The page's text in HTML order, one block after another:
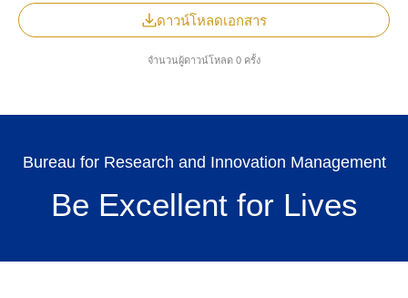
TH
ดาวน์โหลดเอกสาร
จำนวนผู้ดาวน์โหลด 0 ครั้ง
Bureau for Research and Innovation Management
Be Excellent for Lives